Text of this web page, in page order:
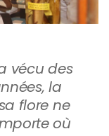
vécu des
la
flore ne
où